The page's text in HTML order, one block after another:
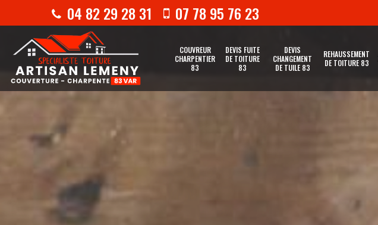
04 82 29 28 31 07 78 95 76 23
COUVREUR
CHARPENTIER
83
DEVIS FUITE
DE TOITURE
83
DEVIS
CHANGEMENT
DE TUILE 83
REHAUSSEMENT
DE TOITURE 83